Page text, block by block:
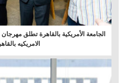
الجامعة الأمريكية بالقاهرة تطلق
الامريكيه